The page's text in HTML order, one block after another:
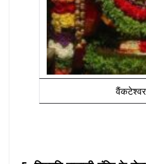
वैंकटेश्वर